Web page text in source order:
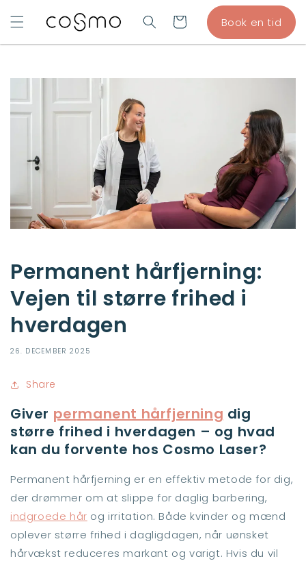
INDHOLD
Indkøbskurv Book en tid
Permanent hårfjerning:
Vejen til større frihed i
hverdagen
26. DECEMBER 2025
Share
Giver permanent hårfjerning dig
større frihed i hverdagen – og hvad
kan du forvente hos Cosmo Laser?
Permanent hårfjerning er en effektiv metode for dig,
der drømmer om at slippe for daglig barbering,
indgroede hår og irritation. Både kvinder og mænd
oplever større frihed i dagligdagen, når uønsket
hårvækst reduceres markant og varigt. Hvis du vil